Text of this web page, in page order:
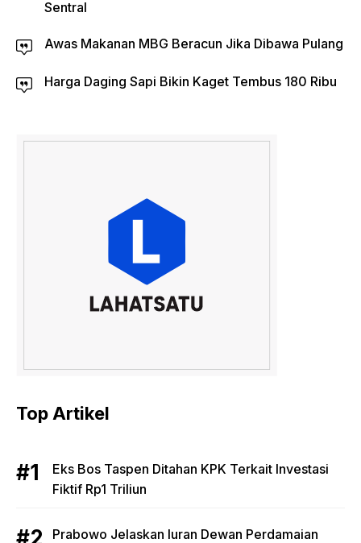
Sentral
Awas Makanan MBG Beracun Jika Dibawa Pulang
Harga Daging Sapi Bikin Kaget Tembus 180 Ribu
Top Artikel
Eks Bos Taspen Ditahan KPK Terkait Investasi
Fiktif Rp1 Triliun
Prabowo Jelaskan Iuran Dewan Perdamaian